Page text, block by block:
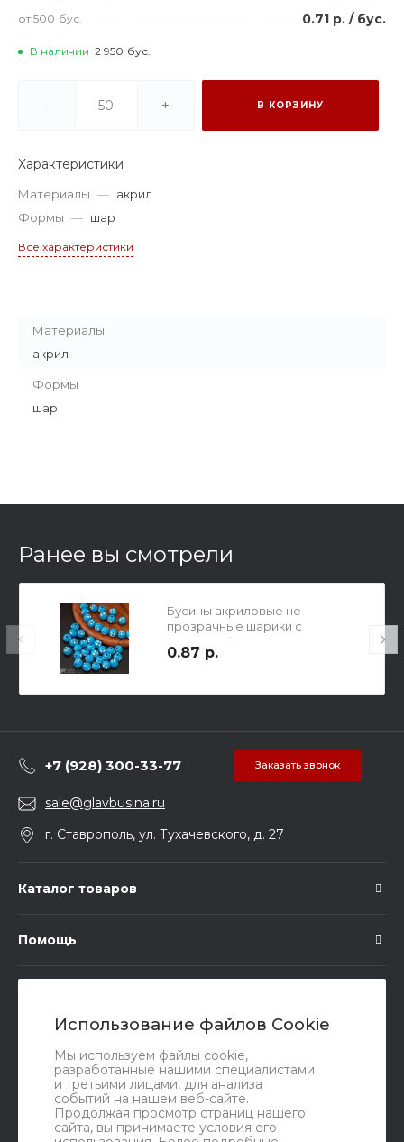
Использование файлов Cookie
Мы используем файлы cookie,
разработанные нашими специалистами
и третьими лицами, для анализа
событий на нашем веб-сайте.
Продолжая просмотр страниц нашего
сайта, вы принимаете условия его
от 500 бус. 0.71 р. / бус.
В наличии 2 950 бус.
- + В КОРЗИНУ
Характеристики
Материалы — акрил
Формы — шар
Все характеристики
Материалы
акрил
Формы
шар
Ранее вы смотрели
Бусины акриловые не
прозрачные шарики с
имитацией 8 страз , цвет
голубые с серебром, 8мм, отв.
0.87 р.
+7 (928) 300-33-77 Заказать звонок
sale@glavbusina.ru
г. Ставрополь, ул. Тухачевского, д. 27
Каталог товаров
Помощь